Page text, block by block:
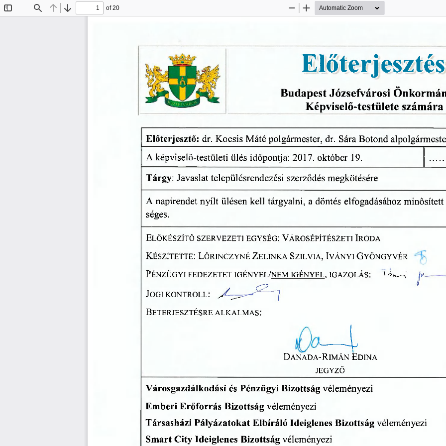
Find Previous
Next
of 20
Zoom
Zoom
Előterjesztés
Budapest Józsefvárosi
Képviselő-testülete
  számára
Előterjesztő:
  dr.
  Kocsis
  Máté
polgármester,
  dr.
  Sára
  Botond
A  képviselő-testületi
  ülés
  időpontja:
2017.
  október
  19.
Tárgy:
  Javaslat
  településrendezési
  szerződés
  megkötésére
A  napirendet
  nyílt
  ülésen
  kell
  tárgyalni,
  a  döntés
  elfogadásához
  minősített
seges.
ELŐKÉSZÍTŐ
  SZERVEZETI
  EGYSÉG:
  VÁROSÉPÍTÉSZETI
   IRODA
KÉSZÍTETTE:
  LŐRINCZYNÉ
  ZELINKA
  SZILVIA,
  IVÁNYI
  GYÖNGYVÉR
PÉNZÜGYI
  FEDEZETET
  IGÉNYEL/NEM
  IGÉNYEL,
  IGAZOLÁS:
y           J2—,
JOGI
  KONTROLL:
                                       ^
BETERJESZTÉSRE
  ALKALMAS:
—l
DANADA-RIMÁN
   EDINA
JEGYZŐ
Városgazdálkodási
  és
  Pénzügyi
  Bizottság
  véleményezi
Emberi
  Erőforrás
  Bizottság
  véleményezi
Társasházi
  Pályázatokat
  Elbíráló
  Ideiglenes
  Bizottság
  véleményezi
Smart
  City
  Ideiglenes
  Bizottság
  véleményezi